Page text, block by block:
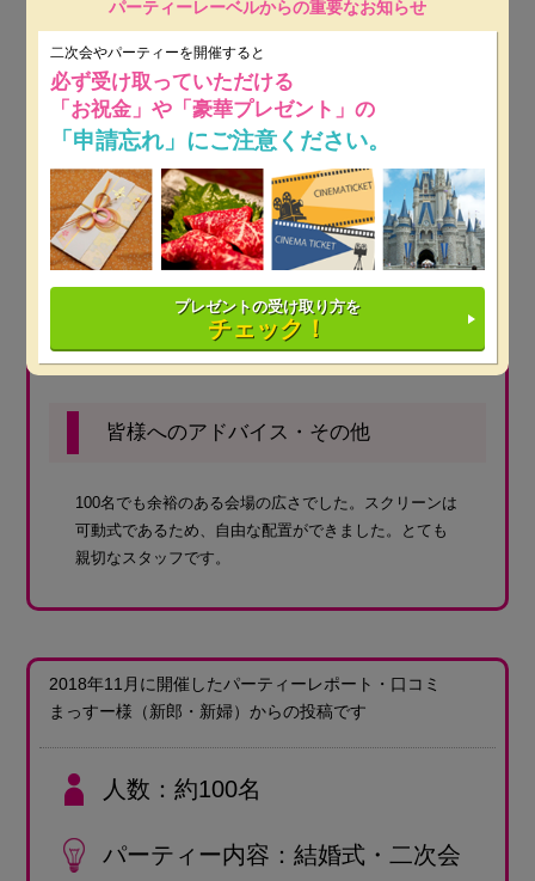
会費の設定で検討したこと
男女ともに披露宴から続けて参加していただけるゲス
トが多かったため、高額になりすぎないように調整し
ました。
開催したゲームや景品について
クイズ、ビンゴなどをしました。たくさんのゲストに
喜んでもらえるように景品の数を多めに設定するよう
にしました。
皆様へのアドバイス・その他
100名でも余裕のある会場の広さでした。スクリーンは
可動式であるため、自由な配置ができました。とても
親切なスタッフです。
2018年11月に開催したパーティーレポート・口コミ
まっすー様 （新郎・新婦） からの投稿です
人数 約100名
パーティー内容 結婚式・二次会
パーティーレーベルからの重要なお知らせ
二次会やパーティーを開催すると
必ず受け取っていただける
「お祝金」や「豪華プレゼント」の
「申請忘れ」にご注意ください。
プレゼントの受け取り方を
チェック！